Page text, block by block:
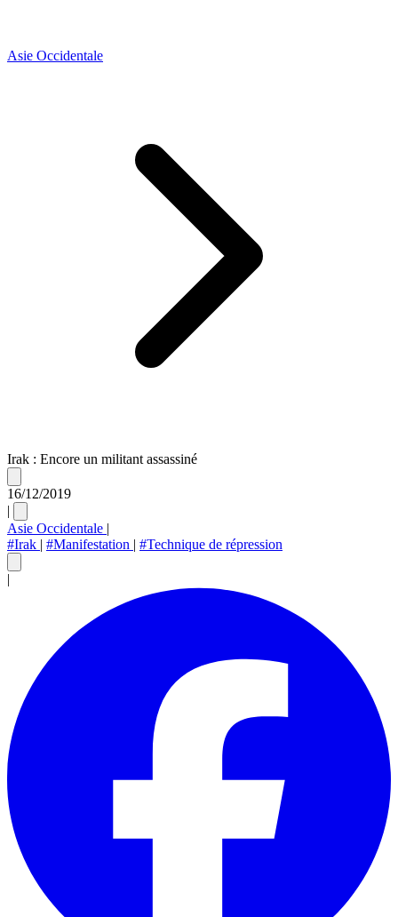
Asie Occidentale
Irak : Encore un militant assassiné
16/12/2019
|
Asie Occidentale |
#Irak | #Manifestation | #Technique de répression
|